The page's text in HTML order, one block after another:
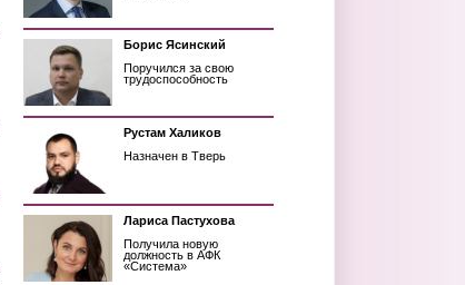
Борис Ясинский
Поручился за свою
трудоспособность
Рустам Халиков
Назначен в Тверь
Лариса Пастухова
Получила новую
должность в АФК
«Система»